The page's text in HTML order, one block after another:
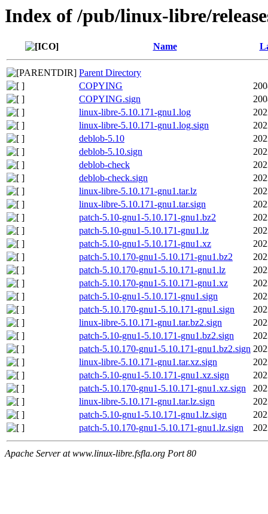
Index of /pub/linux-libre/
Name
Parent Directory
COPYING
COPYING.sign
linux-libre-5.10.171-gnu1.log
linux-libre-5.10.171-gnu1.log.sign
deblob-5.10
deblob-5.10.sign
deblob-check
deblob-check.sign
linux-libre-5.10.171-gnu1.tar.lz
linux-libre-5.10.171-gnu1.tar.sign
patch-5.10-gnu1-5.10.171-gnu1.bz2
patch-5.10-gnu1-5.10.171-gnu1.lz
patch-5.10-gnu1-5.10.171-gnu1.xz
patch-5.10.170-gnu1-5.10.171-gnu1.bz2
patch-5.10.170-gnu1-5.10.171-gnu1.lz
patch-5.10.170-gnu1-5.10.171-gnu1.xz
patch-5.10-gnu1-5.10.171-gnu1.sign
patch-5.10.170-gnu1-5.10.171-gnu1.sign
linux-libre-5.10.171-gnu1.tar.bz2.sign
patch-5.10-gnu1-5.10.171-gnu1.bz2.sign
patch-5.10.170-gnu1-5.10.171-gnu1.bz2.sign
linux-libre-5.10.171-gnu1.tar.xz.sign
patch-5.10-gnu1-5.10.171-gnu1.xz.sign
patch-5.10.170-gnu1-5.10.171-gnu1.xz.sign
linux-libre-5.10.171-gnu1.tar.lz.sign
patch-5.10-gnu1-5.10.171-gnu1.lz.sign
patch-5.10.170-gnu1-5.10.171-gnu1.lz.sign
Apache Server at www.linux-libre.fsfla.org Port 80